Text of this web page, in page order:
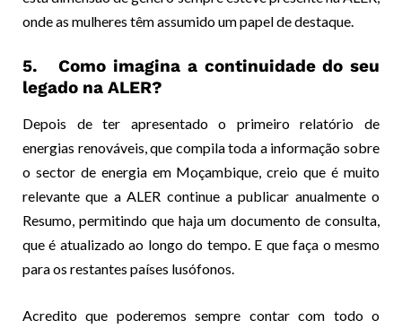
onde as mulheres têm assumido um papel de destaque.
5. Como imagina a continuidade do seu
legado na ALER?
Depois de ter apresentado o primeiro relatório de
energias renováveis, que compila toda a informação sobre
o sector de energia em Moçambique, creio que é muito
relevante que a ALER continue a publicar anualmente o
Resumo, permitindo que haja um documento de consulta,
que é atualizado ao longo do tempo. E que faça o mesmo
para os restantes países lusófonos.
Acredito que poderemos sempre contar com todo o